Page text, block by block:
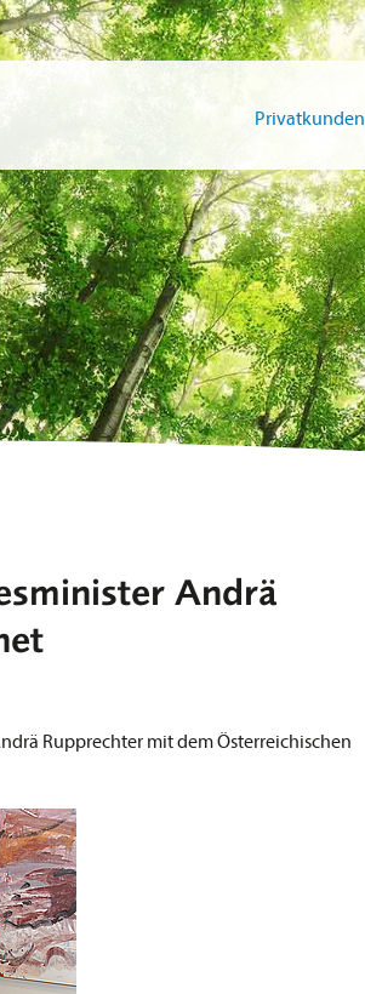
Privatkunden
Andrä
Rupprechter mit dem Österreichischen